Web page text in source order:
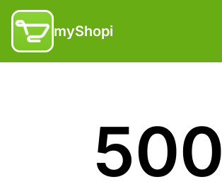
myShopi
500